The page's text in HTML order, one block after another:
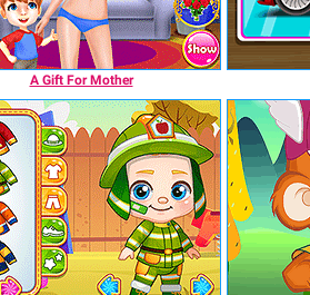
A Gift For Mother